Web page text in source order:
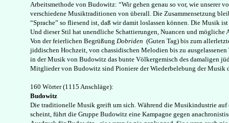
Arbeitsmethode von Budowitz: “Wir gehen genau so vor, wie unserer
verschiedene Musiktraditionen von überall. Die Zusammensetzung
“Sprache” so fliesend ist, daß wir damit loslassen können. Die Musik
Und dieser Stil hat unendliche Schattierungen, Nuancen und mögliche
Von der feierlichen Begrüßung Dobriden (Guten Tag) bis zum
jiddischen Hochzeit, von chassidischen Melodien bis zu
in der Musik von Budowitz das bunte Völkergemisch des damaligen
Mitglieder von Budowitz sind Pioniere der Wiederbelebung der Musik
160 Wörter (1115 Anschläge):
Budowitz
Die traditionelle Musik greift um sich. Während die Musikindustrie
scheint, führt die Gruppe Budowitz eine Kampagne gegen